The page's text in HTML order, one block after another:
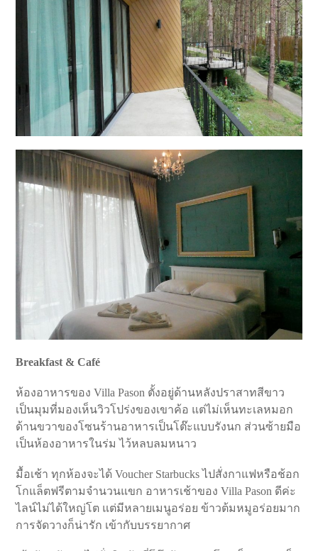
Breakfast & Café
ห้องอาหารของ Villa Pason ตั้งอยู่ด้านหลังปราสาทสีขาว
เป็นมุมที่มองเห็นวิวโปร่งของเขาค้อ แต่ไม่เห็นทะเลหมอก
ด้านขวาของโซนร้านอาหารเป็นโต๊ะแบบรังนก ส่วนซ้ายมือ
เป็นห้องอาหารในร่ม ไว้หลบลมหนาว
มื้อเช้า ทุกห้องจะได้ Voucher Starbucks ไปสั่งกาแฟหรือช้อก
โกแล็ตฟรีตามจำนวนแขก อาหารเช้าของ Villa Pason ดีค่ะ
ไลน์ไม่ได้ใหญ่โต แต่มีหลายเมนูอร่อย ข้าวต้มหมูอร่อยมาก
การจัดวางก็น่ารัก เข้ากับบรรยากาศ